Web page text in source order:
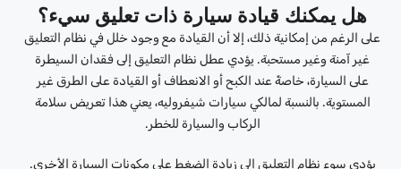
هل يمكنك قيادة سيارة ذات تعليق سيء؟
على الرغم من إمكانية ذلك، إلا أن القيادة مع وجود خلل في نظام التعليق
غير آمنة وغير مستحبة. يؤدي عطل نظام التعليق إلى فقدان السيطرة
على السيارة، خاصةً عند الكبح أو الانعطاف أو القيادة على الطرق غير
المستوية. بالنسبة لمالكي سيارات شيفروليه، يعني هذا تعريض سلامة
الركاب والسيارة للخطر.
يؤدي سوء نظام التعليق إلى زيادة الضغط على مكونات السيارة الأخرى.